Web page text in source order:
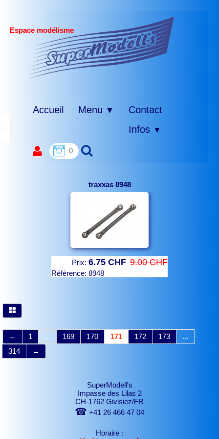
Espace modélisme
Accueil Menu ▼
Contact
Infos ▼
0
traxxas 8948
Prix: 6.75 CHF 9.00 CHF
Référence: 8948
← 1 ... 169 170 171 172 173
...
314
→
SuperModell's
Impasse des Lilas 2
CH-1762 Givisiez/FR
☎ +41 26 466 47 04
Horaire :